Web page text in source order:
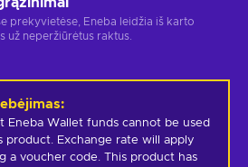
prekyvietėse, Eneba leidžia iš karto
už neperžiūrėtus raktus.
:
Eneba Wallet funds cannot be used
product. Exchange rate will apply
a voucher code. This product has